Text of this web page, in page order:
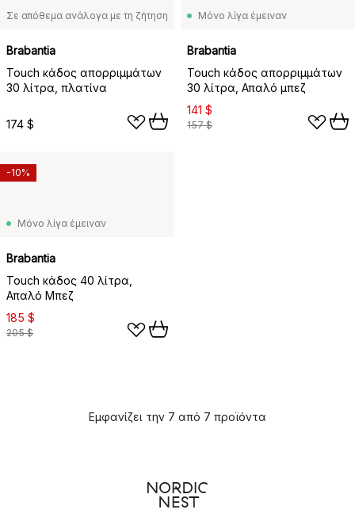
Σε απόθεμα ανάλογα με τη ζήτηση
Brabantia
Touch κάδος απορριμμάτων
30 λίτρα, πλατίνα
174 $
Μόνο λίγα έμειναν
Brabantia
Touch κάδος απορριμμάτων
30 λίτρα, Απαλό μπεζ
141 $
157 $
Μόνο λίγα έμειναν
Brabantia
Touch κάδος 40 λίτρα,
Απαλό Μπεζ
185 $
205 $
-10%
Εμφανίζει την 7 από 7 προϊόντα